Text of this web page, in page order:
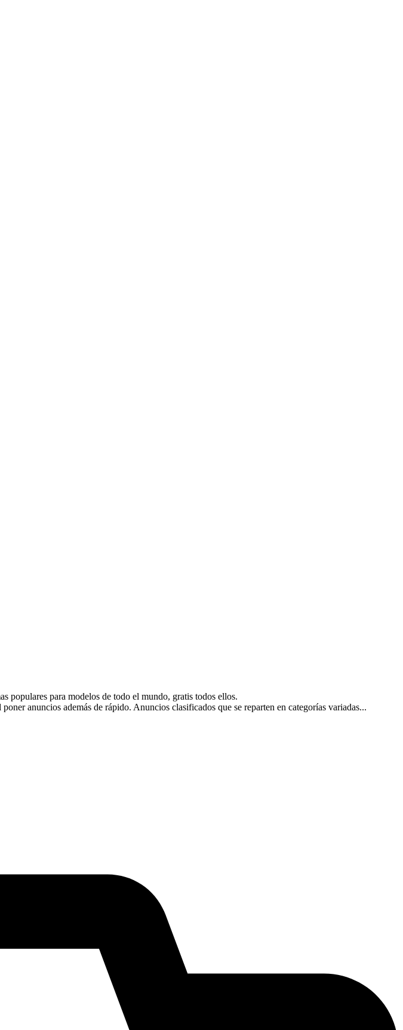
populares para modelos de todo el mundo, gratis todos ellos.
anuncios además de rápido. Anuncios clasificados que se reparten en categorías variadas...